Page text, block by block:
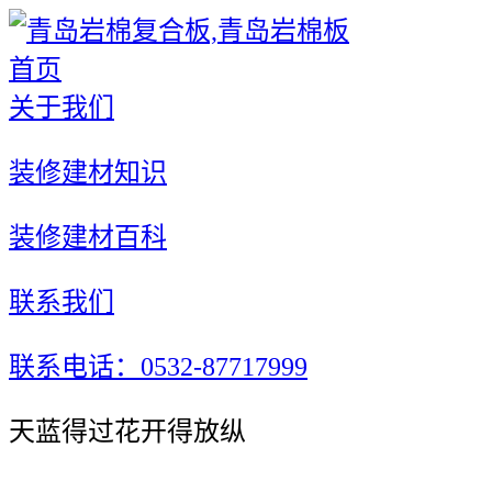
首页
关于我们
装修建材知识
装修建材百科
联系我们
联系电话：0532-87717999
天蓝得过花开得放纵